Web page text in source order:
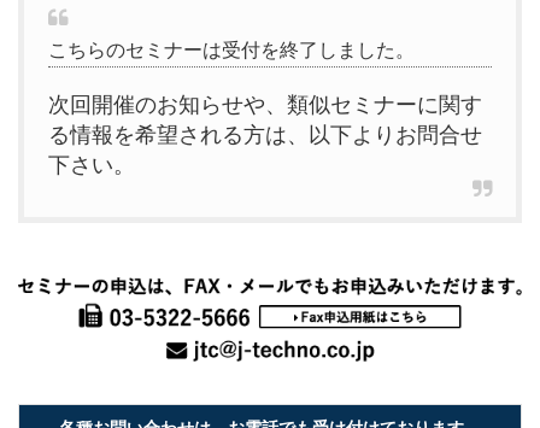
こちらのセミナーは受付を終了しました。
次回開催のお知らせや、類似セミナーに関す
る情報を希望される方は、以下よりお問合せ
下さい。